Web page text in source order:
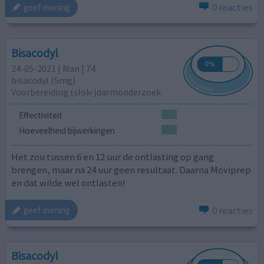
geef mening 0 reacties
Bisacodyl
24-05-2021 | Man | 74
bisacodyl (5mg)
Voorbereiding (slok-)darmonderzoek
Effectiviteit
Hoeveelheid bijwerkingen
Het zou tussen 6 en 12 uur de ontlasting op gang
brengen, maar na 24 uur geen resultaat. Daarna Moviprep
en dat wilde wel ontlasten!
geef mening 0 reacties
Bisacodyl